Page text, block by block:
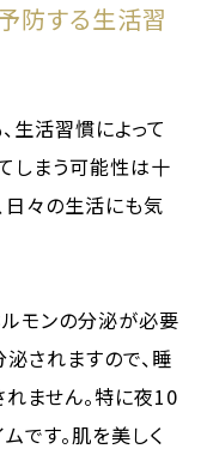
防する生活習
生活習慣によって
しまう可能性は十
日々の生活にも気
モンの分泌が必要
されますので、睡
ません。特に夜10
です。肌を美しく